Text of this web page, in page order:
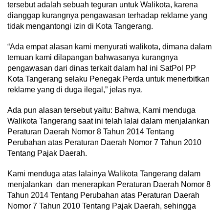
tersebut adalah sebuah teguran untuk Walikota, karena
dianggap kurangnya pengawasan terhadap reklame yang
tidak mengantongi izin di Kota Tangerang.
“Ada empat alasan kami menyurati walikota, dimana dalam
temuan kami dilapangan bahwasanya kurangnya
pengawasan dari dinas terkait dalam hal ini SatPol PP
Kota Tangerang selaku Penegak Perda untuk menerbitkan
reklame yang di duga ilegal,” jelas nya.
Ada pun alasan tersebut yaitu: Bahwa, Kami menduga
Walikota Tangerang saat ini telah lalai dalam menjalankan
Peraturan Daerah Nomor 8 Tahun 2014 Tentang
Perubahan atas Peraturan Daerah Nomor 7 Tahun 2010
Tentang Pajak Daerah.
Kami menduga atas lalainya Walikota Tangerang dalam
menjalankan dan menerapkan Peraturan Daerah Nomor 8
Tahun 2014 Tentang Perubahan atas Peraturan Daerah
Nomor 7 Tahun 2010 Tentang Pajak Daerah, sehingga